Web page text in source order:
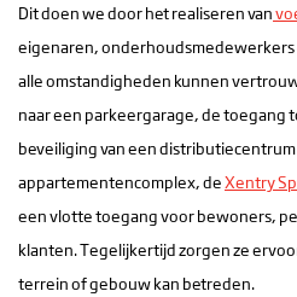
Dit doen we door het realiseren van
eigenaren,
alle omstandigheden kunnen
naar een parkeergarage, de
beveiliging van een
appartementencomplex, deXentry
een vlotte toegang voor bewoners,
klanten. Tegelijkertijd zorgen ze
terrein of gebouw kan betreden.